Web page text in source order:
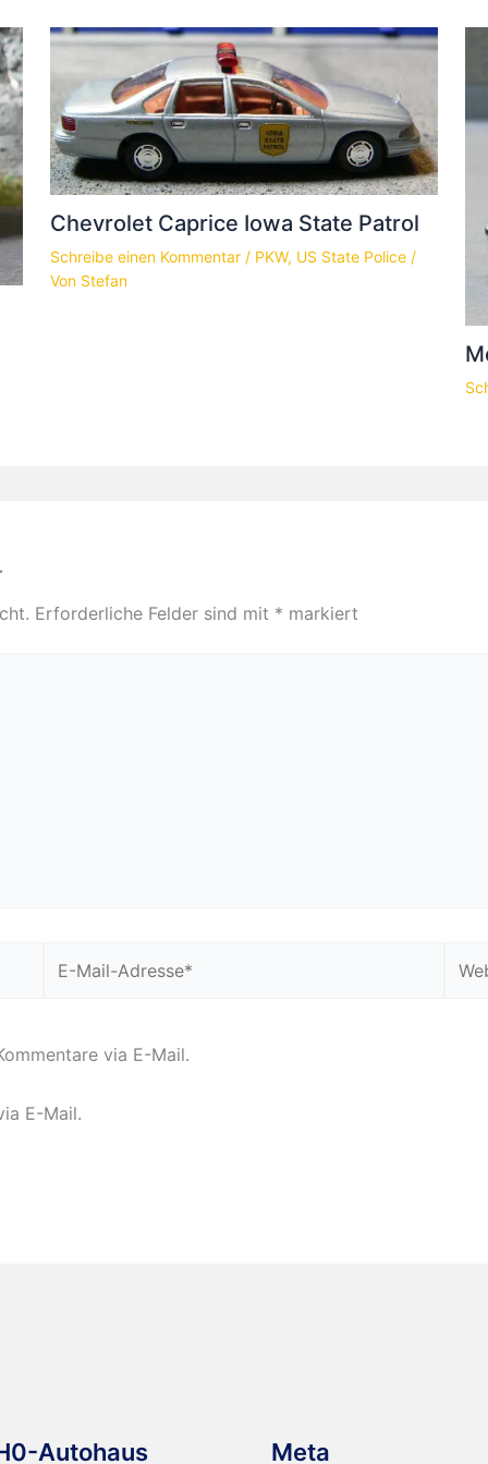
Chevrolet Caprice Iowa State Patrol
Schreibe einen Kommentar / PKW, US State Police/
Von Stefan
Erforderliche Felder sind mit * markiert
Mail-
via E-Mail.
E-Mail.
Autohaus Meta